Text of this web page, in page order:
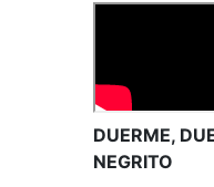
DUERME,
NEGRITO